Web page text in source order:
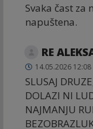
Svaka čast za
napuštena.
RE
14.05.2026 12:08
SLUSAJ
DOLAZI NI
NAJMANJU